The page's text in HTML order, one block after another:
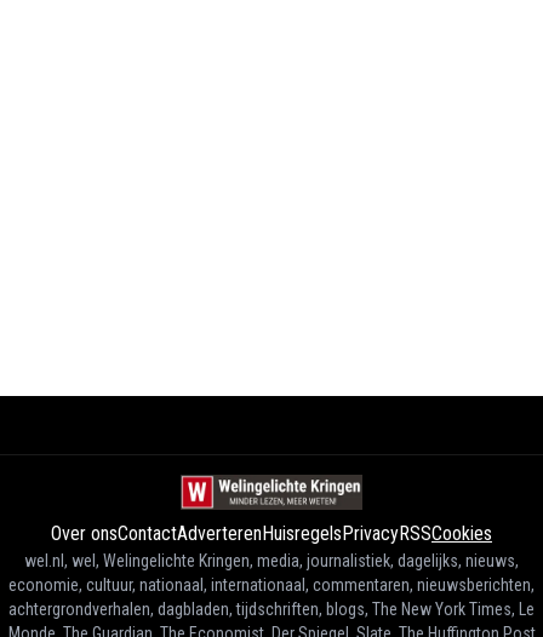
Over onsContactAdverterenHuisregelsPrivacyRSSCookies
wel.nl, wel, Welingelichte Kringen, media, journalistiek, dagelijks, nieuws,
economie, cultuur, nationaal, internationaal, commentaren, nieuwsberichten,
achtergrondverhalen, dagbladen, tijdschriften, blogs, The New York Times, Le
Monde, The Guardian, The Economist, Der Spiegel, Slate, The Huffington Post